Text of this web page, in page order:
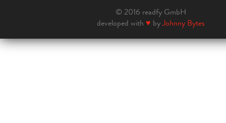
© 2016 readfy GmbH
developed with ♥ byJohnny Bytes